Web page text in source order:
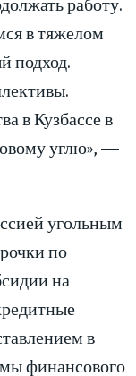
в тяжелом
подход.
в Кузбассе в
углю», —
угольным
по
на
в
финансового